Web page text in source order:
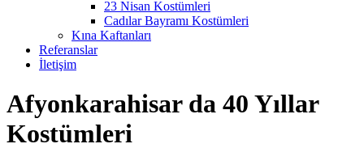
23 Nisan Kostümleri
Cadılar Bayramı Kostümleri
Kına Kaftanları
Referanslar
İletişim
Afyonkarahisar da 40 Yıllar
Kostümleri